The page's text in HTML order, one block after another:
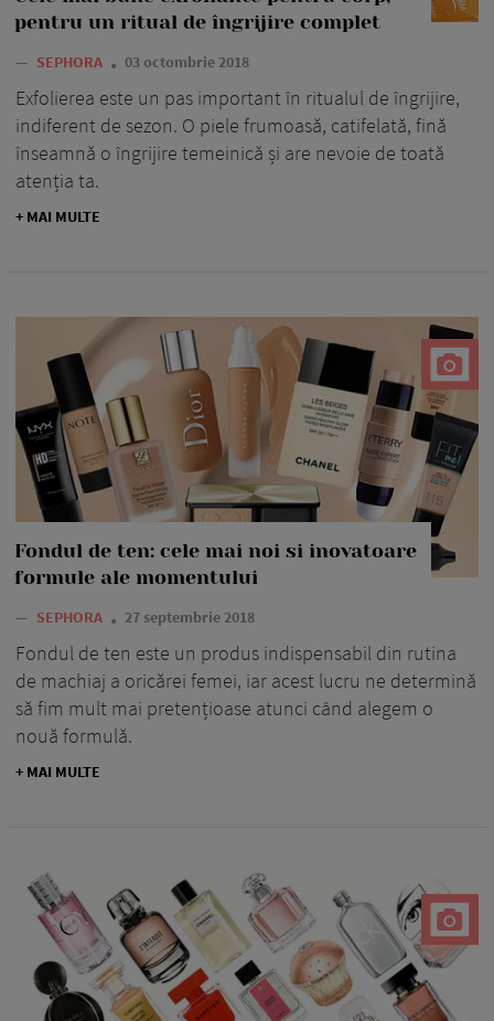
pentru un ritual de îngrijire complet
— SEPHORA 03 octombrie 2018
Exfolierea este un pas important în ritualul de îngrijire,
indiferent de sezon. O piele frumoasă, catifelată, fină
înseamnă o îngrijire temeinică și are nevoie de toată
atenția ta.
+ MAI MULTE
Fondul de ten: cele mai noi si inovatoare
formule ale momentului
— SEPHORA 27 septembrie 2018
Fondul de ten este un produs indispensabil din rutina
de machiaj a oricărei femei, iar acest lucru ne determină
să fim mult mai pretențioase atunci când alegem o
nouă formulă.
+ MAI MULTE